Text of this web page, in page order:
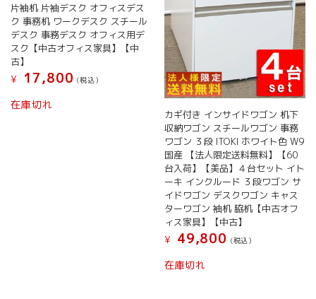
片袖机 片袖デスク オフィスデス
ク 事務机 ワークデスク スチール
デスク 事務デスク オフィス用デ
スク【中古オフィス家具】【中
古】
¥
17,800 (税込）
在庫切れ
カギ付き インサイドワゴン 机下
収納ワゴン スチールワゴン 事務
ワゴン ３段 ITOKI ホワイト色 W9
国産 【法人限定送料無料】【60
台入荷】【美品】４台セット イト
ーキ インクルード ３段ワゴン サ
イドワゴン デスクワゴン キャス
ターワゴン 袖机 脇机【中古オフ
ィス家具】【中古】
¥
49,800 (税込）
在庫切れ